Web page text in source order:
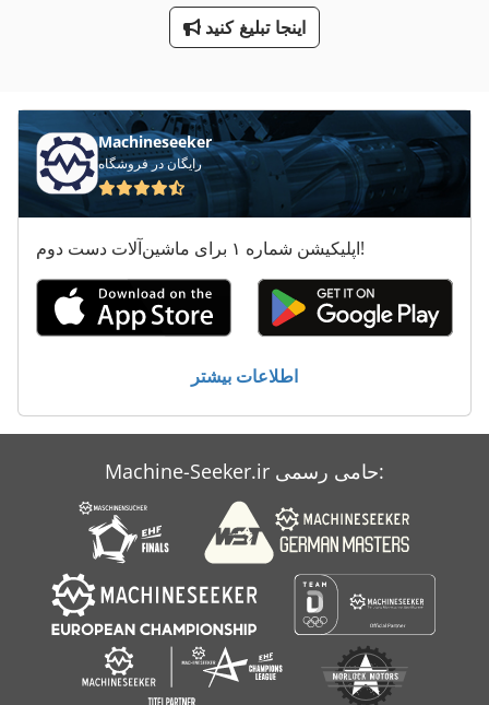
Ws 54
تریلر های تجاری
دو دندانه دار کردن مطبوعات
نصب شده
اینجا تبلیغ کنید
Machineseeker
رایگان در فروشگاه
اپلیکیشن شماره ۱ برای ماشین‌آلات دست دوم!
اطلاعات بیشتر
Machine-Seeker.ir حامی رسمی: